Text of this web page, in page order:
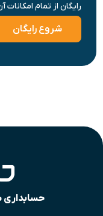
رایگان از تمام امکانات
شروع رایگان
حسابداری